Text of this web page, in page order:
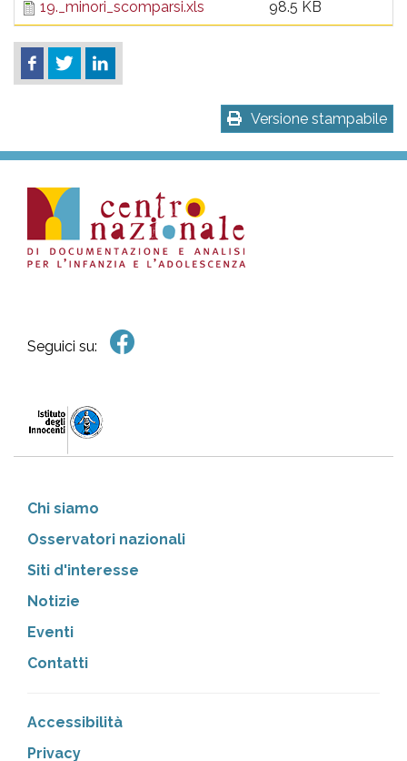
e
l'adolescenza
19._minori_scomparsi.xls 98.5 KB
Versione stampabile
Seguici su:
Chi siamo
Osservatori nazionali
Siti d'interesse
Notizie
Eventi
Contatti
Accessibilità
Privacy